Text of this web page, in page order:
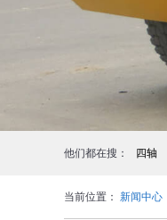
1
他们都在搜： 四轴
当前位置： 新闻中心